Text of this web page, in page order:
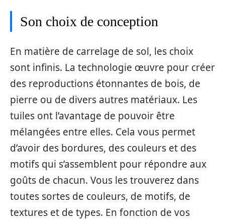
Son choix de conception
En matière de carrelage de sol, les choix
sont infinis. La technologie œuvre pour créer
des reproductions étonnantes de bois, de
pierre ou de divers autres matériaux. Les
tuiles ont l’avantage de pouvoir être
mélangées entre elles. Cela vous permet
d’avoir des bordures, des couleurs et des
motifs qui s’assemblent pour répondre aux
goûts de chacun. Vous les trouverez dans
toutes sortes de couleurs, de motifs, de
textures et de types. En fonction de vos